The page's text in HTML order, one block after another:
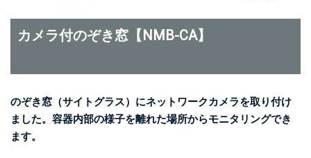
カメラ付のぞき窓【NMB-CA】
のぞき窓（サイトグラス）にネットワークカメラを取り付け
ました。容器内部の様子を離れた場所からモニタリングでき
ます。